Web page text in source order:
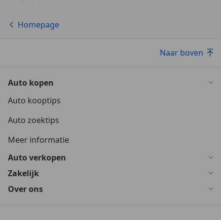
Homepage
Naar boven
Auto kopen
Auto kooptips
Auto zoektips
Meer informatie
Auto verkopen
Zakelijk
Over ons